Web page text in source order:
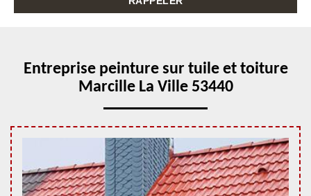
Entreprise peinture sur tuile et toiture
Marcille La Ville 53440